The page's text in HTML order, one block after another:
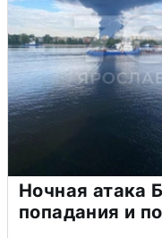
Ночная атака
попадания и